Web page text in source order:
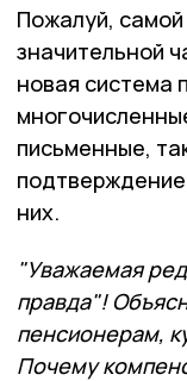
Пожалуй,
значительной
новая система
письменные,
них.
"Уважаемая
правда"!
пенсионерам,
Почему